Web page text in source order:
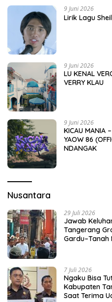
9 Juni 2026
Lirik Lagu
9 Juni 2026
LU KENAL
VERRY KLAU
9 Juni 2026
KICAU MANIA
YAOW 86
NDANGAK
Nusantara
29 Juli 2026
Jawab
Tangerang
Gardu–Tanah
7 Juli 2026
Ngaku Bisa
Kabupaten
Saat Terima